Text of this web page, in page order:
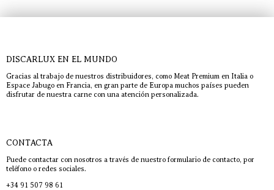
DISCARLUX EN EL MUNDO
Gracias al trabajo de nuestros distribuidores, como Meat Premium en Italia o
Espace Jabugo en Francia, en gran parte de Europa muchos países pueden
disfrutar de nuestra carne con una atención personalizada.
CONTACTA
Puede contactar con nosotros a través de nuestro formulario de contacto, por
teléfono o redes sociales.
+34 91 507 98 61